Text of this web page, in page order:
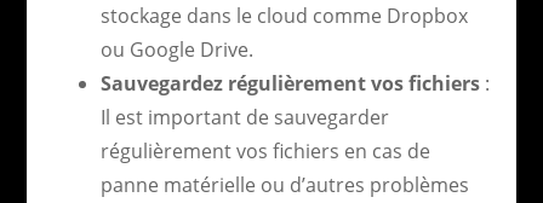
stockage dans le cloud comme Dropbox
ou Google Drive.
Sauvegardez régulièrement vos fichiers:
Il est important de sauvegarder
régulièrement vos fichiers en cas de
panne matérielle ou d’autres problèmes